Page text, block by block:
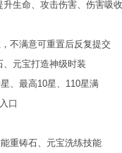
生命、攻击伤害、伤害吸收
不满意可重置后反复提交
元宝打造神级时装
、最高10星、110星满
口
重铸石、元宝洗练技能